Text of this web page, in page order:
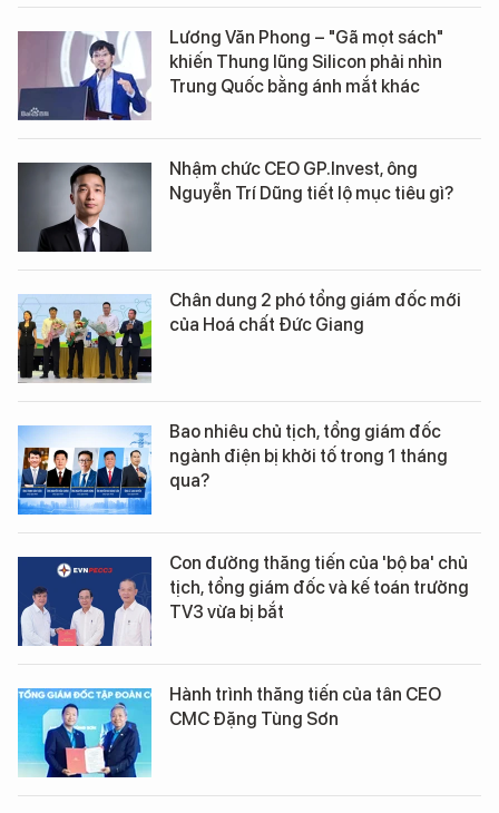
Lương Văn Phong – "Gã mọt sách"
khiến Thung lũng Silicon phải nhìn
Trung Quốc bằng ánh mắt khác
Nhậm chức CEO GP.Invest, ông
Nguyễn Trí Dũng tiết lộ mục tiêu gì?
Chân dung 2 phó tổng giám đốc mới
của Hoá chất Đức Giang
Bao nhiêu chủ tịch, tổng giám đốc
ngành điện bị khởi tố trong 1 tháng
qua?
Con đường thăng tiến của 'bộ ba' chủ
tịch, tổng giám đốc và kế toán trưởng
TV3 vừa bị bắt
Hành trình thăng tiến của tân CEO
CMC Đặng Tùng Sơn